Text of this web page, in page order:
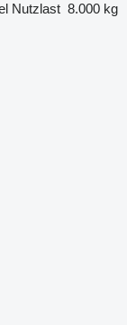
Nutzlast 8.000 kg